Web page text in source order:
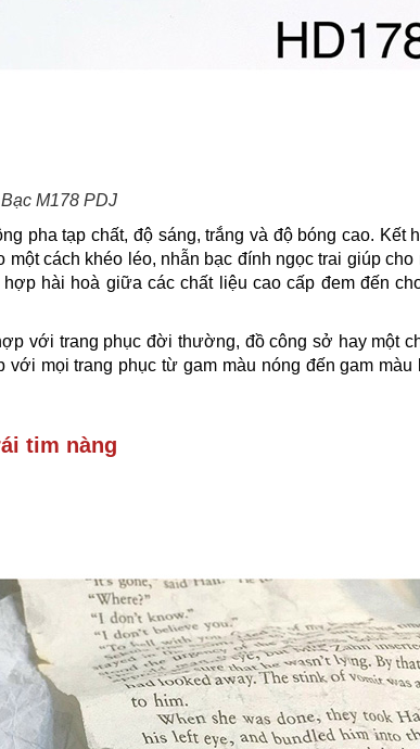
M178​ PDJ
pha tạp chất, độ sáng, trắng và độ bóng cao. Kết
cách khéo léo, nhẫn bạc đính ngọc trai giúp cho
hài hoà giữa các chất liệu cao cấp đem đến
với trang phục đời thường, đồ công sở hay một
mọi trang phục từ gam màu nóng đến gam màu
tim nàng